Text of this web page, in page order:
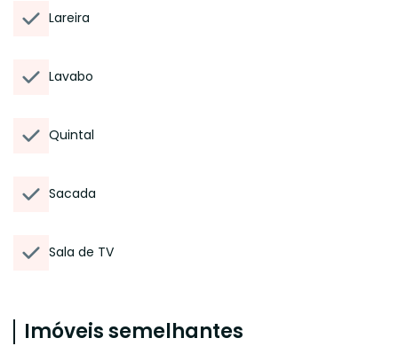
Lareira
Lavabo
Quintal
Sacada
Sala de TV
Imóveis semelhantes